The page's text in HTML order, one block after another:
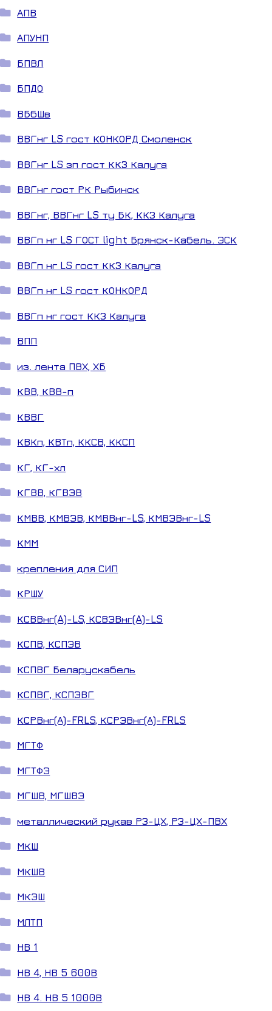
АПВ
АПУНП
БПВЛ
БПДО
ВБбШв
ВВГнг LS гост КОНКОРД Смоленск
ВВГнг LS зп гост ККЗ Калуга
ВВГнг гост РК Рыбинск
ВВГнг, ВВГнг LS ту БК, ККЗ Калуга
ВВГп нг LS ГОСТ light Брянск-Кабель. ЭСК
ВВГп нг LS гост ККЗ Калуга
ВВГп нг LS гост КОНКОРД
ВВГп нг гост ККЗ Калуга
ВПП
из. лента ПВХ, ХБ
КВВ, КВВ-п
КВВГ
КВКп, КВТп, ККСВ, ККСП
КГ, КГ-хл
КГВВ, КГВЭВ
КМВВ, КМВЭВ, КМВВнг-LS, КМВЭВнг-LS
КММ
крепления для СИП
КРШУ
КСВВнг(A)-LS, КСВЭВнг(A)-LS
КСПВ, КСПЭВ
КСПВГ Беларускабель
КСПВГ, КСПЭВГ
КСРВнг(А)-FRLS, КСРЭВнг(А)-FRLS
МГТФ
МГТФЭ
МГШВ, МГШВЭ
металлический рукав РЗ-ЦХ, РЗ-ЦХ-ПВХ
МКШ
МКШВ
МКЭШ
МЛТП
НВ 1
НВ 4, НВ 5 600В
НВ 4. НВ 5 1000В